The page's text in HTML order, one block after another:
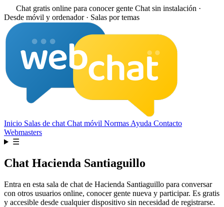
Chat gratis online para conocer gente Chat sin instalación ·
Desde móvil y ordenador · Salas por temas
Inicio Salas de chat Chat móvil Normas Ayuda Contacto
Webmasters
☰
Chat Hacienda Santiaguillo
Entra en esta sala de chat de Hacienda Santiaguillo para conversar
con otros usuarios online, conocer gente nueva y participar. Es gratis
y accesible desde cualquier dispositivo sin necesidad de registrarse.